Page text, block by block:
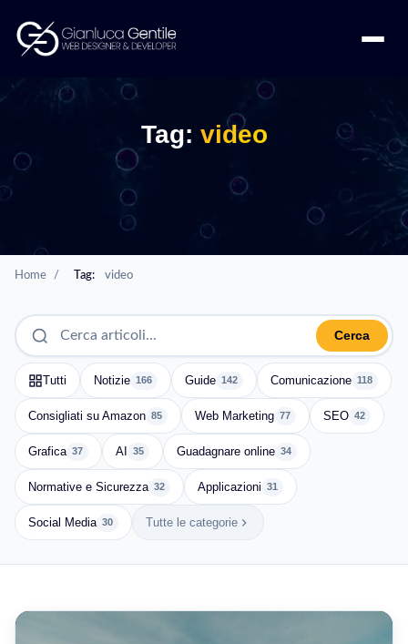
Tag: video
Home / Tag: video
Cerca
Tutti Notizie 166 Guide 142 Comunicazione 118
Consigliati su Amazon 85 Web Marketing 77 SEO 42
Grafica 37 AI 35 Guadagnare online 34
Normative e Sicurezza 32 Applicazioni 31
Social Media 30 Tutte le categorie